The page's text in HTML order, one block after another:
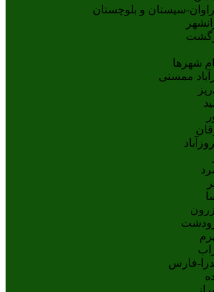
سيستان و بلوچستان
ممسنی
فارس